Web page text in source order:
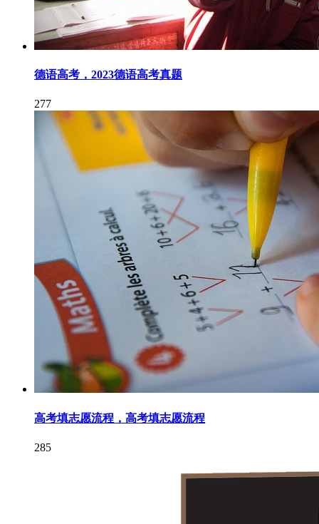
德语高考，2023德语高考真题
277
高考填志愿流程，高考填志愿流程
285